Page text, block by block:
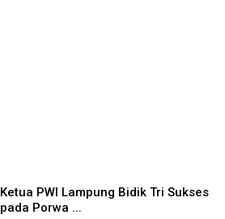
Ketua PWI Lampung Bidik Tri Sukses
pada Porwa ...